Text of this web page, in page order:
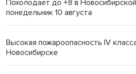
Похолодает до +8 в
понедельник 10 августа
Высокая пожароопасность IV
Новосибирске